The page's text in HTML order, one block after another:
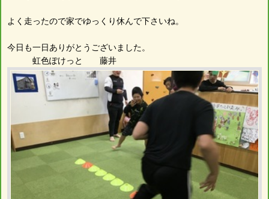
よく走ったので家でゆっくり休んで下さいね。
今日も一日ありがとうございました。
虹色ぽけっと 藤井